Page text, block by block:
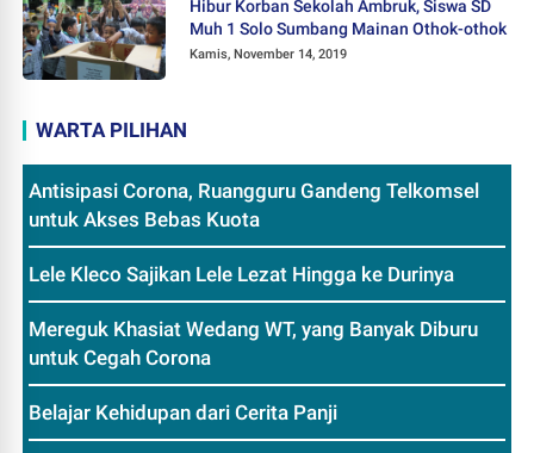
Hibur Korban Sekolah Ambruk, Siswa SD
Muh 1 Solo Sumbang Mainan Othok-othok
Kamis, November 14, 2019
WARTA PILIHAN
Antisipasi Corona, Ruangguru Gandeng Telkomsel
untuk Akses Bebas Kuota
Lele Kleco Sajikan Lele Lezat Hingga ke Durinya
Mereguk Khasiat Wedang WT, yang Banyak Diburu
untuk Cegah Corona
Belajar Kehidupan dari Cerita Panji